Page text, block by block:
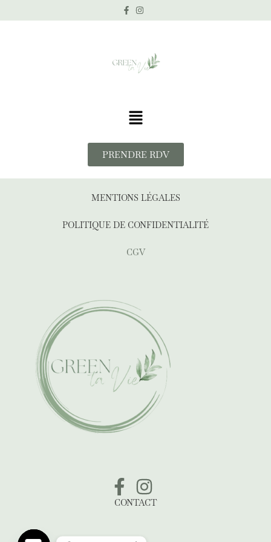
PRENDRE RDV
MENTIONS LÉGALES
POLITIQUE DE CONFIDENTIALITÉ
CGV
CONTACT